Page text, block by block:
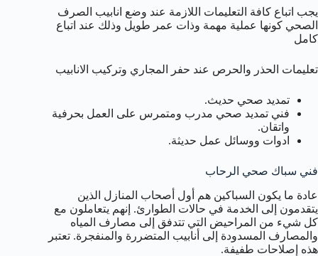
يجب اتباع كافة التعليمات اللازمة عند وضع انابيب الصرف
الصحي كونها عملية مهمة وذات عمر طويل وذلك عند اتباع
كامل
تعليمات الحذر والحرص عند حفر المجاري وتركيب الانابيب
تمديد صحي حديث.
فني تمديد صحي مدرب ومتمرس على العمل بحرفية
واتقان.
ادوات ووسائل عمل حديثة.
فني سباك صحي الرحاب
عادة ما يكون السباكين هم أول أصحاب المنازل الذين
يتقدمون إلى الخدمة في حالات الطوارئ. إنهم يتعاملون مع
كل شيء من المراحيض التي تتدفق إلى مصارف المياه
والمصارف المسدودة إلى أنابيب المتضررة والمنفجرة. تعتبر
هذه إصلاحات طفيفة.